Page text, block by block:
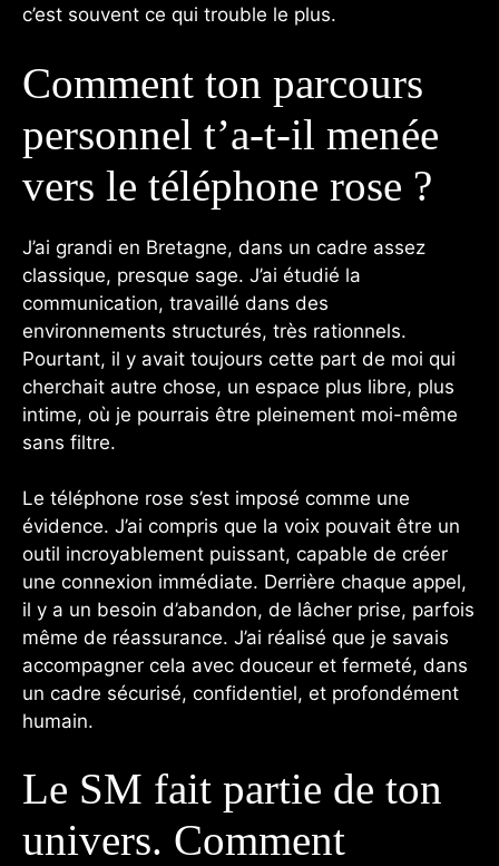
c’est souvent ce qui trouble le plus.
Comment ton parcours
personnel t’a-t-il menée
vers le téléphone rose ?
J’ai grandi en Bretagne, dans un cadre assez
classique, presque sage. J’ai étudié la
communication, travaillé dans des
environnements structurés, très rationnels.
Pourtant, il y avait toujours cette part de moi qui
cherchait autre chose, un espace plus libre, plus
intime, où je pourrais être pleinement moi-même
sans filtre.
Le téléphone rose s’est imposé comme une
évidence. J’ai compris que la voix pouvait être un
outil incroyablement puissant, capable de créer
une connexion immédiate. Derrière chaque appel,
il y a un besoin d’abandon, de lâcher prise, parfois
même de réassurance. J’ai réalisé que je savais
accompagner cela avec douceur et fermeté, dans
un cadre sécurisé, confidentiel, et profondément
humain.
Le SM fait partie de ton
univers. Comment